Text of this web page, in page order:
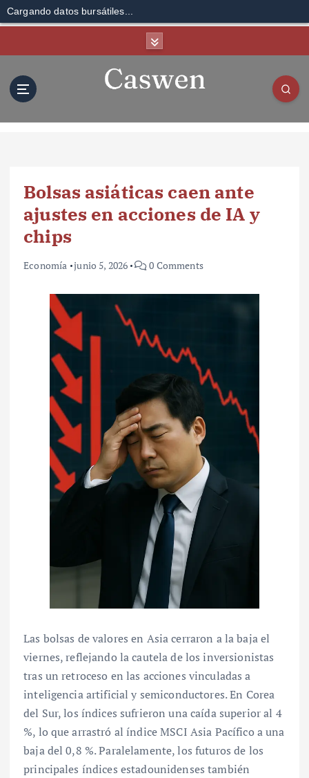
Cargando datos bursátiles...
Bolsas asiáticas caen ante
ajustes en acciones de IA y
chips
Economía junio 5, 2026 0 Comments
Las bolsas de valores en Asia cerraron a la baja el
viernes, reflejando la cautela de los inversionistas
tras un retroceso en las acciones vinculadas a
inteligencia artificial y semiconductores. En Corea
del Sur, los índices sufrieron una caída superior al 4
%, lo que arrastró al índice MSCI Asia Pacífico a una
baja del 0,8 %. Paralelamente, los futuros de los
principales índices estadounidenses también